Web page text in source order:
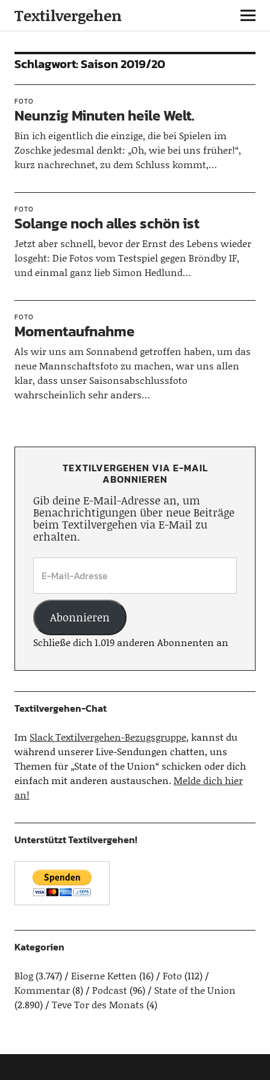
Textilvergehen
Schlagwort:Saison 2019/20
FOTO
Neunzig Minuten heile Welt.
Bin ich eigentlich die einzige, die bei Spielen im
Zoschke jedesmal denkt: „Oh, wie bei uns früher!“,
kurz nachrechnet, zu dem Schluss kommt,…
FOTO
Solange noch alles schön ist
Jetzt aber schnell, bevor der Ernst des Lebens wieder
losgeht: Die Fotos vom Testspiel gegen Bröndby IF,
und einmal ganz lieb Simon Hedlund…
FOTO
Momentaufnahme
Als wir uns am Sonnabend getroffen haben, um das
neue Mannschaftsfoto zu machen, war uns allen
klar, dass unser Saisonsabschlussfoto
wahrscheinlich sehr anders…
TEXTILVERGEHEN VIA E-MAIL
ABONNIEREN
Gib deine E-Mail-Adresse an, um
Benachrichtigungen über neue Beiträge
beim Textilvergehen via E-Mail zu
erhalten.
Abonnieren
Schließe dich 1.019 anderen Abonnenten an
Textilvergehen-Chat
Im Slack Textilvergehen-Bezugsgruppe, kannst du
während unserer Live-Sendungen chatten, uns
Themen für „State of the Union“ schicken oder dich
einfach mit anderen austauschen.Melde dich hier
an!
Unterstützt Textilvergehen!
Kategorien
Blog(3.747) Eiserne Ketten (16) Foto (112)
Kommentar(8) Podcast(96)
State of the Union
(2.890)
Teve Tor des Monats (4)